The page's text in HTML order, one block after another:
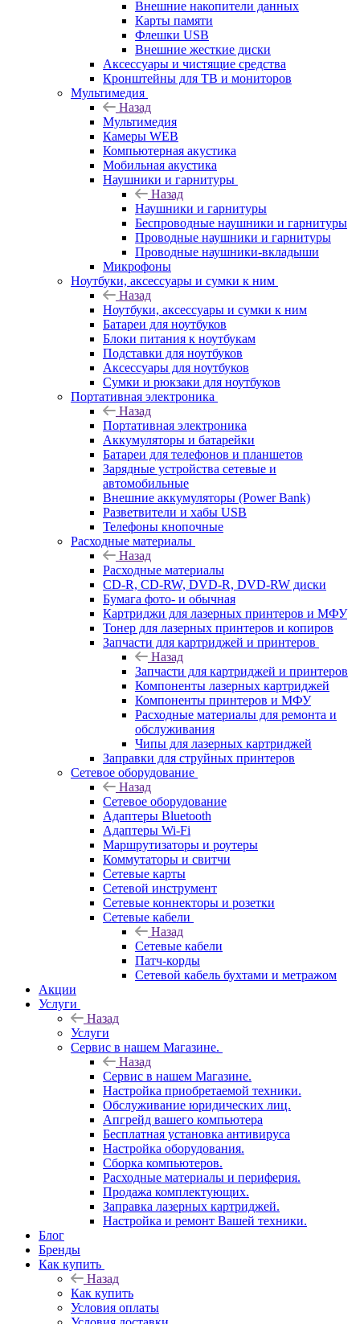
Внешние накопители данных
Карты памяти
Флешки USB
Внешние жесткие диски
Аксессуары и чистящие средства
Кронштейны для ТВ и мониторов
Мультимедия
Назад
Мультимедия
Камеры WEB
Компьютерная акустика
Мобильная акустика
Наушники и гарнитуры
Назад
Наушники и гарнитуры
Беспроводные наушники и гарнитуры
Проводные наушники и гарнитуры
Проводные наушники-вкладыши
Микрофоны
Ноутбуки, аксессуары и сумки к ним
Назад
Ноутбуки, аксессуары и сумки к ним
Батареи для ноутбуков
Блоки питания к ноутбукам
Подставки для ноутбуков
Аксессуары для ноутбуков
Сумки и рюкзаки для ноутбуков
Портативная электроника
Назад
Портативная электроника
Аккумуляторы и батарейки
Батареи для телефонов и планшетов
Зарядные устройства сетевые и
автомобильные
Внешние аккумуляторы (Power Bank)
Разветвители и хабы USB
Телефоны кнопочные
Расходные материалы
Назад
Расходные материалы
CD-R, CD-RW, DVD-R, DVD-RW диски
Бумага фото- и обычная
Картриджи для лазерных принтеров и МФУ
Тонер для лазерных принтеров и копиров
Запчасти для картриджей и принтеров
Назад
Запчасти для картриджей и принтеров
Компоненты лазерных картриджей
Компоненты принтеров и МФУ
Расходные материалы для ремонта и
обслуживания
Чипы для лазерных картриджей
Заправки для струйных принтеров
Сетевое оборудование
Назад
Сетевое оборудование
Адаптеры Bluetooth
Адаптеры Wi-Fi
Маршрутизаторы и роутеры
Коммутаторы и свитчи
Сетевые карты
Сетевой инструмент
Сетевые коннекторы и розетки
Сетевые кабели
Назад
Сетевые кабели
Патч-корды
Сетевой кабель бухтами и метражом
Акции
Услуги
Назад
Услуги
Сервис в нашем Магазине.
Назад
Сервис в нашем Магазине.
Настройка приобретаемой техники.
Обслуживание юридических лиц.
Апгрейд вашего компьютера
Бесплатная установка антивируса
Настройка оборудования.
Сборка компьютеров.
Расходные материалы и периферия.
Продажа комплектующих.
Заправка лазерных картриджей.
Настройка и ремонт Вашей техники.
Блог
Бренды
Как купить
Назад
Как купить
Условия оплаты